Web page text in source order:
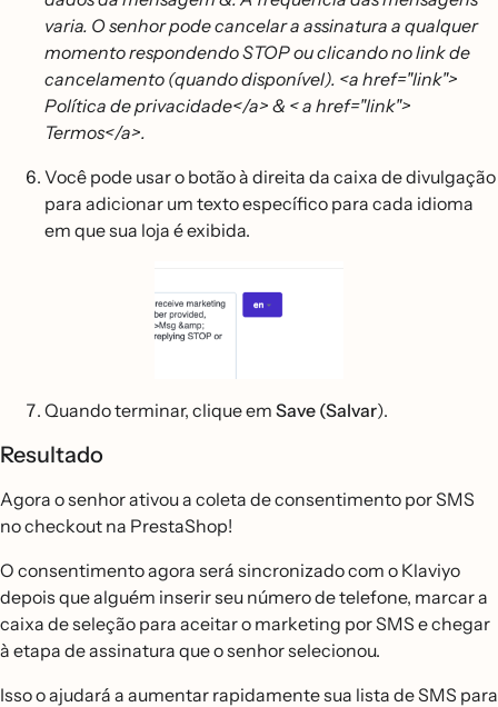
varia. O senhor pode cancelar a assinatura a qualquer
momento respondendo STOP ou clicando no link de
cancelamento (quando disponível). <a href="link">
Política de privacidade</a> & < a href="link">
Termos</a>.
Você pode usar o botão à direita da caixa de divulgação
para adicionar um texto específico para cada idioma
em que sua loja é exibida.
Quando terminar, clique em Save (Salvar).
Resultado
Agora o senhor ativou a coleta de consentimento por SMS
no checkout na PrestaShop!
O consentimento agora será sincronizado com o Klaviyo
depois que alguém inserir seu número de telefone, marcar a
caixa de seleção para aceitar o marketing por SMS e chegar
à etapa de assinatura que o senhor selecionou.
Isso o ajudará a aumentar rapidamente sua lista de SMS para